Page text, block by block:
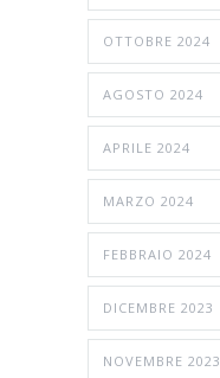
OTTOBRE 2024
AGOSTO 2024
APRILE 2024
MARZO 2024
FEBBRAIO 2024
DICEMBRE 2023
NOVEMBRE 2023